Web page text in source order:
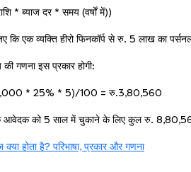
* ब्याज दर * समय (वर्षों में))
कि एक व्यक्ति हीरो फिनकॉर्प से रु. 5 लाख का
की गणना इस प्रकार होगी:
* 25% * 5)/100 = रु.3,80,560
आवेदक को 5 साल में चुकाने के लिए कुल रु.
क्या होता है? परिभाषा, प्रकार और गणना